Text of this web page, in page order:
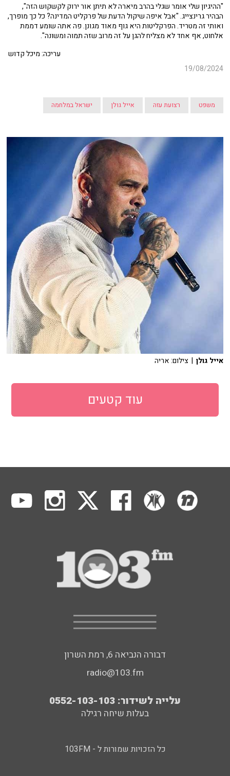
"ההיגיון שלי אומר שגלי בהרב מיארה לא תיתן אור ירוק לקשקוש הזה",
הבהיר גרינצייג. "אבל איפה שיקול הדעת של פרקליט המדינה? כל כך מופרך,
ואותי זה מטריד. הפרקליטות היא גוף מאוד מגונן. פה אתה שומע דממת
אלחוט, אף אחד לא מצליח להגן על זה מרוב שזה תמוה ומשונה".
עריכה: מיכל קדוש
19/08/2024
משפט רצועת עזה אייל גולן ישראל במלחמה
אייל גולן | צילום: אריה
עוד קטעים
דבורה הנביאה 6, רמת השרון
radio@103.fm
עלייה לשידור: 0552-103-103
בעלות שיחה רגילה
כל הזכויות שמורות ל - 103FM